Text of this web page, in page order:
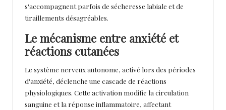
s'accompagnent parfois de sécheresse labiale et de
tiraillements désagréables.
Le mécanisme entre anxiété et
réactions cutanées
Le système nerveux autonome, activé lors des périodes
d'anxiété, déclenche une cascade de réactions
physiologiques. Cette activation modifie la circulation
sanguine et la réponse inflammatoire, affectant